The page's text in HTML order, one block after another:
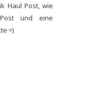
Haul Post, wie
und eine
=)